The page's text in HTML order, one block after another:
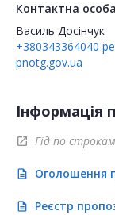
Контактна
Василь Досінчук
+380343364040
pnotg.gov.ua
Інформація
open_in_new Гід по
description Оголошення
description Реєстр